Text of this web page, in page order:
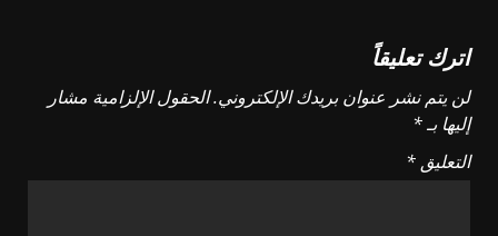
اترك تعليقاً
لن يتم نشر عنوان بريدك الإلكتروني.الحقول الإلزامية مشار
إليها بـ*
التعليق *